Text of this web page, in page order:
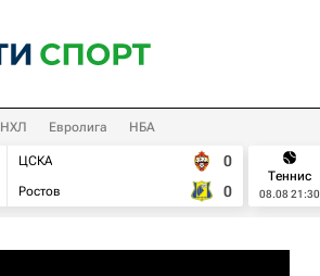
НХЛ Евролига НБА
ЦСКА
Ростов
0
0
Теннис
08.08 21:30